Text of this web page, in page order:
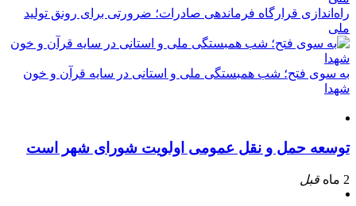
راه‌اندازی قرارگاه فرماندهی صادرات؛ ضرورتی برای رونق تولید
ملی
به سوی فتح؛ شب همبستگی ملی و استانی در سایه قرآن و خون
شهدا
توسعه حمل و نقل عمومی اولویت شورای شهر است
2 ماه قبل